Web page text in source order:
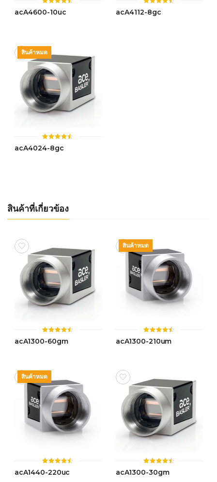
ให้
คะแนน
acA4600-10uc
คะแนน
acA4112-8gc
สินค้าหมด
ให้
คะแนน
acA4024-8gc
สินค้าที่เกี่ยวข้อง
ให้
คะแนน
acA1300-60gm
สินค้าหมด
ให้
คะแนน
acA1300-210um
สินค้าหมด
ให้
คะแนน
acA1440-220uc
ให้
คะแนน
acA1300-30gm